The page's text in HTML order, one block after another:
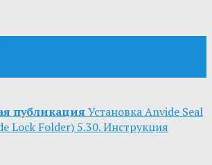
публикация Установка Anvide Seal
Lock Folder) 5.30. Инструкция